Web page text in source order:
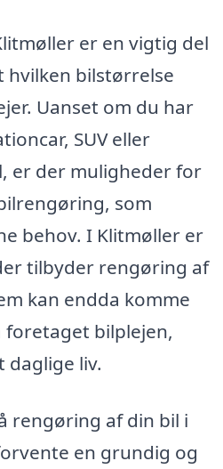
er en vigtig del
hvilken bilstørrelse
Uanset om du har
SUV eller
er der muligheder for
som
behov. I Klitmøller er
tilbyder rengøring af
kan endda komme
foretaget bilplejen,
daglige liv.
rengøring af din bil i
en grundig og